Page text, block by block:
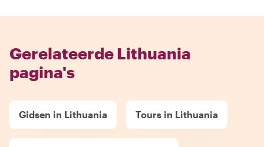
Gerelateerde Lithuania
pagina's
Gidsen in Lithuania Tours in Lithuania